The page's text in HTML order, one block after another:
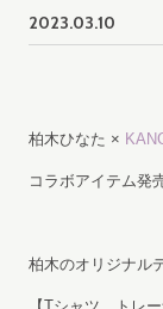
2023.03.10
柏木ひなた ×
コラボアイテム発
柏木のオリジナル